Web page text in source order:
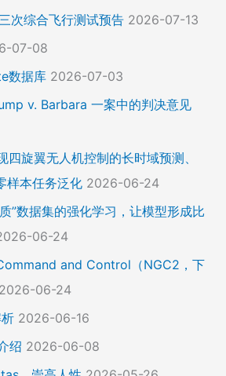
次综合飞行测试预告 2026-07-13
07-08
数据库 2026-07-03
v. Barbara 一案中的判决意见
四旋翼无人机控制的长时域预测、
样本任务泛化 2026-06-24
”数据集的强化学习，让模型形成比
06-24
and Control（NGC2，下
2026-06-24
2026-06-16
绍 2026-06-08